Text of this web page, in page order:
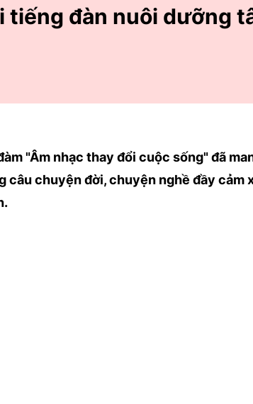
tiếng đàn nuôi dưỡng
"Âm nhạc thay đổi cuộc sống" đã
chuyện đời, chuyện nghề đầy cảm